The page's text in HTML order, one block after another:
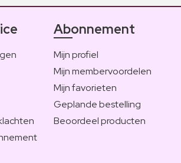
Abonnement
Mijn profiel
Mijn membervoordelen
Mijn favorieten
Geplande bestelling
Beoordeel producten